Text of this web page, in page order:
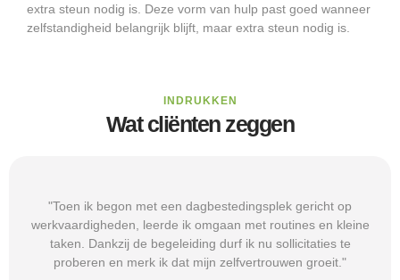
extra steun nodig is. Deze vorm van hulp past goed wanneer
zelfstandigheid belangrijk blijft, maar extra steun nodig is.
INDRUKKEN
Wat cliënten zeggen
"Toen ik begon met een dagbestedingsplek gericht op
werkvaardigheden, leerde ik omgaan met routines en kleine
taken. Dankzij de begeleiding durf ik nu sollicitaties te
proberen en merk ik dat mijn zelfvertrouwen groeit."